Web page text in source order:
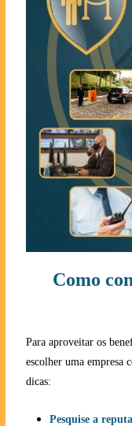
Como
Para aproveitar os
escolher uma empresa
dicas:
Pesquise a